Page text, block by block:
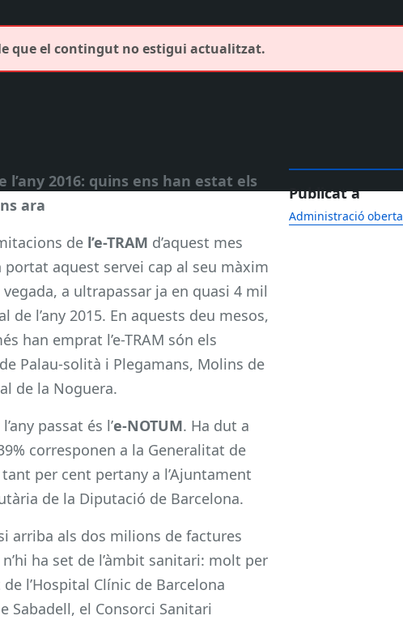
que el contingut no estigui actualitzat.
l’any 2016: quins ens han estat els
ara
de l’e-TRAM d’aquest mes
portat aquest servei cap al seu màxim
a ultrapassar ja en quasi 4 mil
de l’any 2015. En aquests deu mesos,
han emprat l’e-TRAM són els
Palau-solità i Plegamans, Molins de
de la Noguera.
passat és l’e-NOTUM. Ha dut a
corresponen a la Generalitat de
per cent pertany a l’Ajuntament
de la Diputació de Barcelona.
arriba als dos milions de factures
ha set de l’àmbit sanitari: molt per
l’Hospital Clínic de Barcelona
Sabadell, el Consorci Sanitari
Publicat a
Administració oberta